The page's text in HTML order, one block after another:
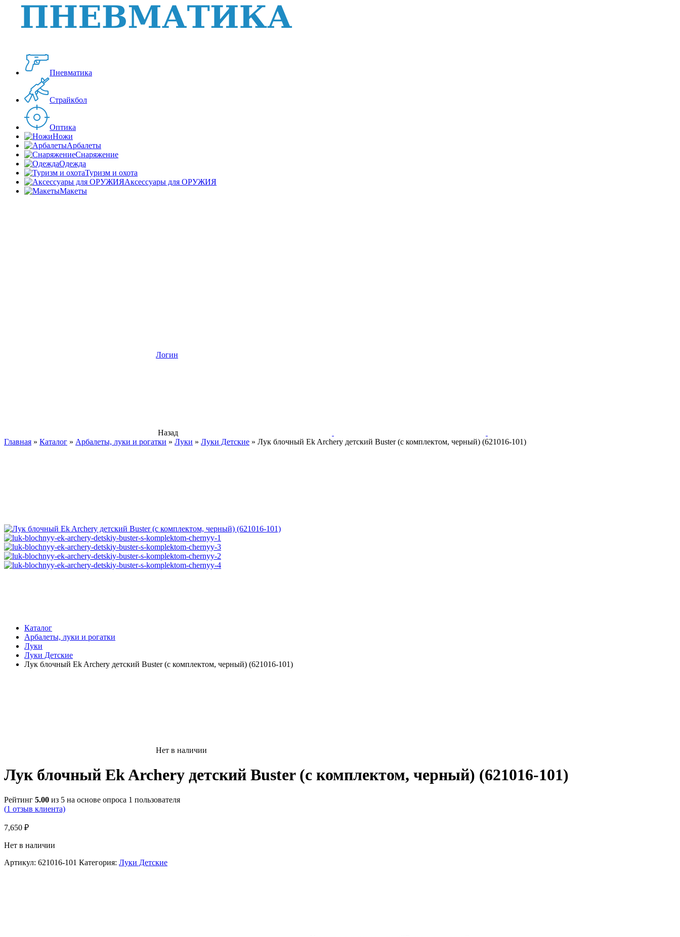
Пневматика
Страйкбол
Оптика
Ножи
Арбалеты
Снаряжение
Одежда
Туризм и охота
Аксессуары для ОРУЖИЯ
Макеты
Логин
Назад
Главная » Каталог » Арбалеты, луки и рогатки » Луки » Луки Детские » Лук блочный Ek Archery детский Buster (с комплектом, черный) (621016-101)
Каталог
Арбалеты, луки и рогатки
Луки
Луки Детские
Лук блочный Ek Archery детский Buster (с комплектом, черный) (621016-101)
Нет в наличии
Лук блочный Ek Archery детский Buster (с комплектом, черный) (621016-101)
Рейтинг 5.00 из 5 на основе опроса 1 пользователя
(1 отзыв клиента)
7,650 ₽
Нет в наличии
Артикул: 621016-101 Категория: Луки Детские